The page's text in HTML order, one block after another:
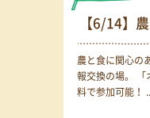
【6/14】
農と食に関心の
報交換の場。 「
料で参加可能！ ...